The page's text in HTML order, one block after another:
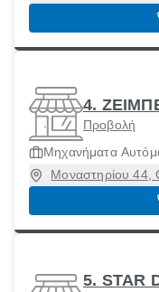
4.
Προβολή
Μηχανήματα
Μοναστηρίου 44,
5. STAR